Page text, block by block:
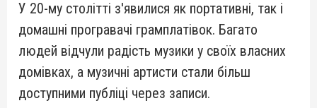
У 20-му столітті з'явилися як портативні, так і
домашні програвачі грамплатівок. Багато
людей відчули радість музики у своїх власних
домівках, а музичні артисти стали більш
доступними публіці через записи.